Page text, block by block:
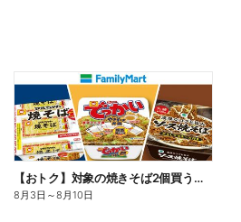
【おトク】対象の焼きそば2個買うと100円引き!
8月3日 ～8月10日